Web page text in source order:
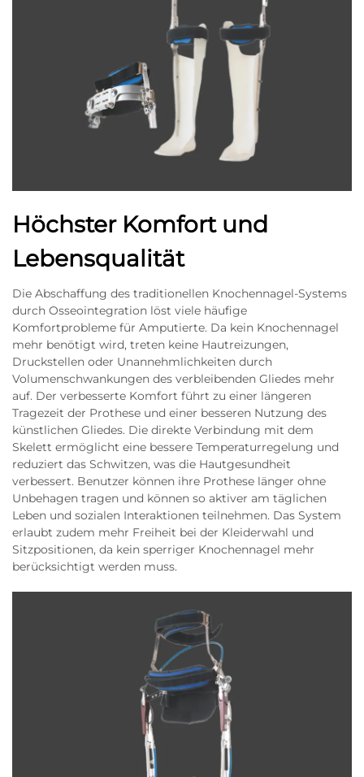
Höchster Komfort und
Lebensqualität
Die Abschaffung des traditionellen Knochennagel-Systems
durch Osseointegration löst viele häufige
Komfortprobleme für Amputierte. Da kein Knochennagel
mehr benötigt wird, treten keine Hautreizungen,
Druckstellen oder Unannehmlichkeiten durch
Volumenschwankungen des verbleibenden Gliedes mehr
auf. Der verbesserte Komfort führt zu einer längeren
Tragezeit der Prothese und einer besseren Nutzung des
künstlichen Gliedes. Die direkte Verbindung mit dem
Skelett ermöglicht eine bessere Temperaturregelung und
reduziert das Schwitzen, was die Hautgesundheit
verbessert. Benutzer können ihre Prothese länger ohne
Unbehagen tragen und können so aktiver am täglichen
Leben und sozialen Interaktionen teilnehmen. Das System
erlaubt zudem mehr Freiheit bei der Kleiderwahl und
Sitzpositionen, da kein sperriger Knochennagel mehr
berücksichtigt werden muss.